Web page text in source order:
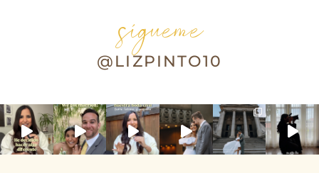
sígueme
@LIZPINTO10